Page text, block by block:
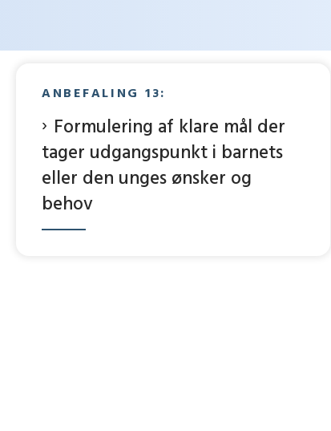
ANBEFALING 13:
Formulering af klare mål der
tager udgangspunkt i barnets
eller den unges ønsker og
behov